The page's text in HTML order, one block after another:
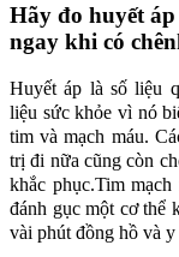
Hãy đo huyết
ngay khi có
Huyết áp là số liệu
liệu sức khỏe vì nó
tim và mạch máu.
trị đi nữa cũng còn
khắc phục.Tim
đánh gục một cơ thể
vài phút đồng hồ và